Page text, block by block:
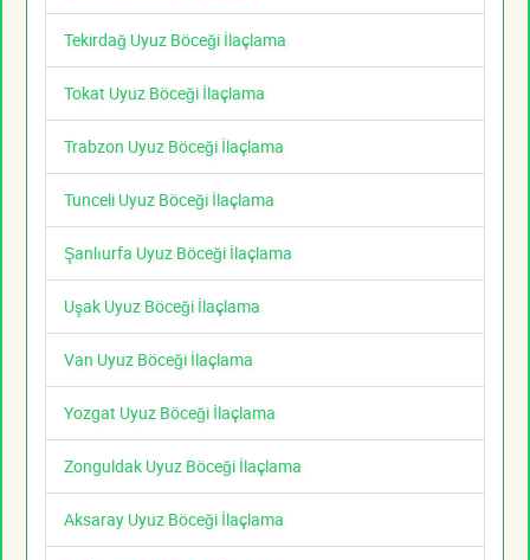
Tekirdağ Uyuz Böceği İlaçlama
Tokat Uyuz Böceği İlaçlama
Trabzon Uyuz Böceği İlaçlama
Tunceli Uyuz Böceği İlaçlama
Şanlıurfa Uyuz Böceği İlaçlama
Uşak Uyuz Böceği İlaçlama
Van Uyuz Böceği İlaçlama
Yozgat Uyuz Böceği İlaçlama
Zonguldak Uyuz Böceği İlaçlama
Aksaray Uyuz Böceği İlaçlama